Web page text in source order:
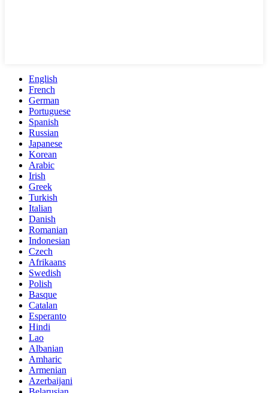
English
French
German
Portuguese
Spanish
Russian
Japanese
Korean
Arabic
Irish
Greek
Turkish
Italian
Danish
Romanian
Indonesian
Czech
Afrikaans
Swedish
Polish
Basque
Catalan
Esperanto
Hindi
Lao
Albanian
Amharic
Armenian
Azerbaijani